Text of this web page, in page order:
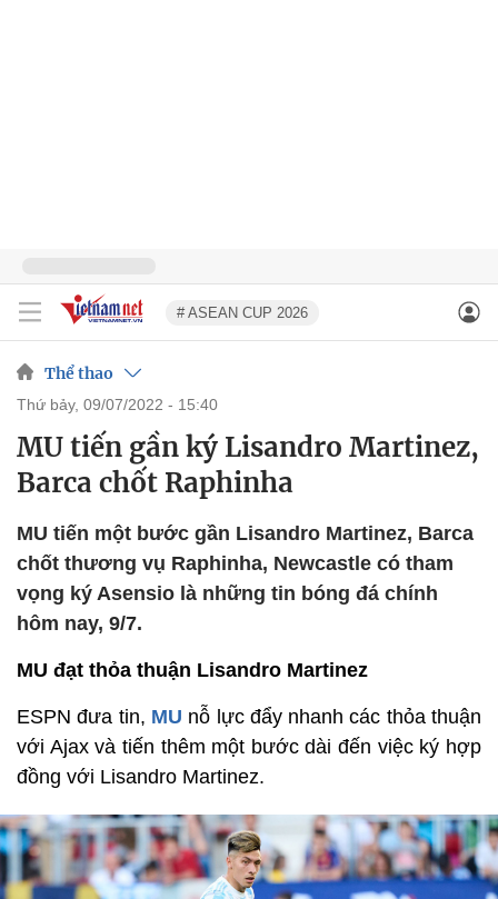
# ASEAN CUP 2026
Thể thao
thứ bảy, 09/07/2022 - 15:40
MU tiến gần ký Lisandro Martinez,
Barca chốt Raphinha
MU tiến một bước gần Lisandro Martinez, Barca
chốt thương vụ Raphinha, Newcastle có tham
vọng ký Asensio là những tin bóng đá chính
hôm nay, 9/7.
MU đạt thỏa thuận Lisandro Martinez
ESPN đưa tin, MU nỗ lực đẩy nhanh các thỏa thuận
với Ajax và tiến thêm một bước dài đến việc ký hợp
đồng với Lisandro Martinez.